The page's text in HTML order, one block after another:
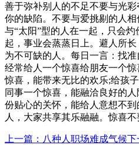
善于弥补别人的不足不要与光
你的缺陷。不要与爱挑剔的人相
与“太阳”型的人在一起，只会
起，事业会蒸蒸日上。避人所
为不可缺的人。每日一言：找
经常给人一个惊喜给朋友一个
惊喜，能带来无比的欢乐;给孩
同事一个惊喜，能融洽良好的
份贴心的关怀，能给人意想不
人，大家共享其乐融融。惊喜不
上一篇：八种人职场难成气候下